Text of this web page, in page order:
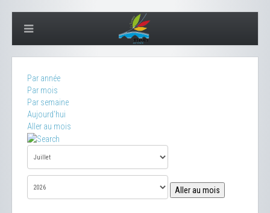
Par année
Par mois
Par semaine
Aujourd'hui
Aller au mois
Aller au mois